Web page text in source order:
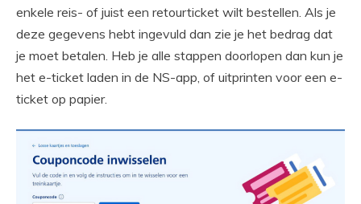
enkele reis- of juist een retourticket wilt bestellen. Als je
deze gegevens hebt ingevuld dan zie je het bedrag dat
je moet betalen. Heb je alle stappen doorlopen dan kun je
het e-ticket laden in de NS-app, of uitprinten voor een e-
ticket op papier.